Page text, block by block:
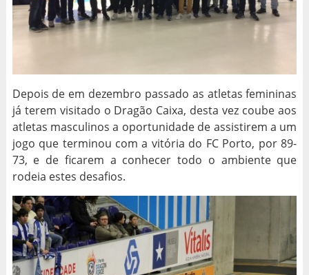
Depois de em dezembro passado as atletas femininas
já terem visitado o Dragão Caixa, desta vez coube aos
atletas masculinos a oportunidade de assistirem a um
jogo que terminou com a vitória do FC Porto, por 89-
73, e de ficarem a conhecer todo o ambiente que
rodeia estes desafios.